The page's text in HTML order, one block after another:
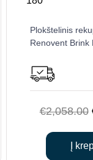
Plokštelinis
Renovent Brink
€2,058.00
Į